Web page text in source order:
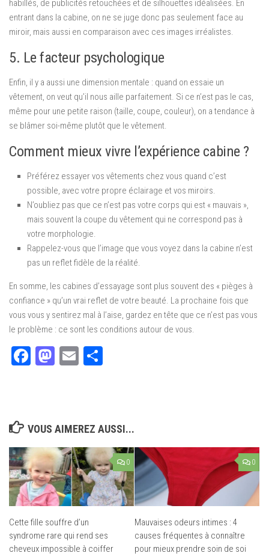
habillés, de publicités retouchées et de silhouettes idéalisées. En
entrant dans la cabine, on ne se juge donc pas seulement face au
miroir, mais aussi en comparaison avec ces images irréalistes.
5. Le facteur psychologique
Enfin, il y a aussi une dimension mentale : quand on essaie un
vêtement, on veut qu’il nous aille parfaitement. Si ce n’est pas le cas,
même pour une petite raison (taille, coupe, couleur), on a tendance à
se blâmer soi-même plutôt que le vêtement.
Comment mieux vivre l’expérience cabine ?
Préférez essayer vos vêtements chez vous quand c’est
possible, avec votre propre éclairage et vos miroirs.
N’oubliez pas que ce n’est pas votre corps qui est « mauvais »,
mais souvent la coupe du vêtement qui ne correspond pas à
votre morphologie.
Rappelez-vous que l’image que vous voyez dans la cabine n’est
pas un reflet fidèle de la réalité.
En somme, les cabines d’essayage sont plus souvent des « pièges à
confiance » qu’un vrai reflet de votre beauté. La prochaine fois que
vous vous y sentirez mal à l’aise, gardez en tête que ce n’est pas vous
le problème : ce sont les conditions autour de vous.
Facebook
Mastodon
Email
VOUS AIMEREZ AUSSI...
0
Cette fille souffre d’un
syndrome rare qui rend ses
cheveux impossible à coiffer
0
Mauvaises odeurs intimes : 4
causes fréquentes à connaître
pour mieux prendre soin de soi